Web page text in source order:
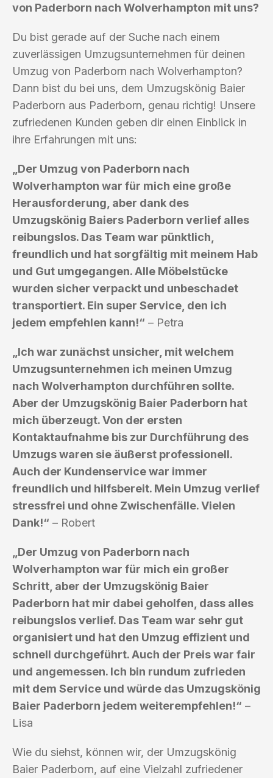
von Paderborn nach Wolverhampton mit uns?
Du bist gerade auf der Suche nach einem
zuverlässigen Umzugsunternehmen für deinen
Umzug von Paderborn nach Wolverhampton?
Dann bist du bei uns, dem Umzugskönig Baier
Paderborn aus Paderborn, genau richtig! Unsere
zufriedenen Kunden geben dir einen Einblick in
ihre Erfahrungen mit uns:
„Der Umzug von Paderborn nach
Wolverhampton war für mich eine große
Herausforderung, aber dank des
Umzugskönig Baiers Paderborn verlief alles
reibungslos. Das Team war pünktlich,
freundlich und hat sorgfältig mit meinem Hab
und Gut umgegangen. Alle Möbelstücke
wurden sicher verpackt und unbeschadet
transportiert. Ein super Service, den ich
jedem empfehlen kann!“ – Petra
„Ich war zunächst unsicher, mit welchem
Umzugsunternehmen ich meinen Umzug
nach Wolverhampton durchführen sollte.
Aber der Umzugskönig Baier Paderborn hat
mich überzeugt. Von der ersten
Kontaktaufnahme bis zur Durchführung des
Umzugs waren sie äußerst professionell.
Auch der Kundenservice war immer
freundlich und hilfsbereit. Mein Umzug verlief
stressfrei und ohne Zwischenfälle. Vielen
Dank!“ – Robert
„Der Umzug von Paderborn nach
Wolverhampton war für mich ein großer
Schritt, aber der Umzugskönig Baier
Paderborn hat mir dabei geholfen, dass alles
reibungslos verlief. Das Team war sehr gut
organisiert und hat den Umzug effizient und
schnell durchgeführt. Auch der Preis war fair
und angemessen. Ich bin rundum zufrieden
mit dem Service und würde das Umzugskönig
Baier Paderborn jedem weiterempfehlen!“ –
Lisa
Wie du siehst, können wir, der Umzugskönig
Baier Paderborn, auf eine Vielzahl zufriedener